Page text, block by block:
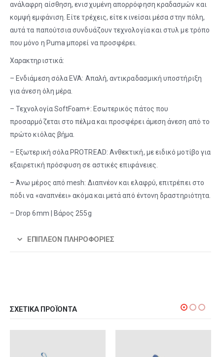
ανάλαφρη αίσθηση, ενισχυμένη απορρόφηση κραδασμών και
κομψή εμφάνιση. Είτε τρέχεις, είτε κινείσαι μέσα στην πόλη,
αυτά τα παπούτσια συνδυάζουν τεχνολογία και στυλ με τρόπο
που μόνο η Puma μπορεί να προσφέρει.
Χαρακτηριστικά:
– Ενδιάμεση σόλα EVA: Απαλή, αντικραδασμική υποστήριξη
για άνεση όλη μέρα.
– Τεχνολογία SoftFoam+: Εσωτερικός πάτος που
προσαρμόζεται στο πέλμα και προσφέρει άμεση άνεση από το
πρώτο κιόλας βήμα.
– Εξωτερική σόλα PROTREAD: Ανθεκτική, με ειδικό μοτίβο για
εξαιρετική πρόσφυση σε αστικές επιφάνειες.
– Άνω μέρος από mesh: Διαπνέον και ελαφρύ, επιτρέπει στο
πόδι να «αναπνέει» ακόμα και μετά από έντονη δραστηριότητα.
– Drop 6mm | Βάρος 255g
ΕΠΙΠΛΈΟΝ ΠΛΗΡΟΦΟΡΊΕΣ
ΣΧΕΤΙΚΆ ΠΡΟΪΌΝΤΑ